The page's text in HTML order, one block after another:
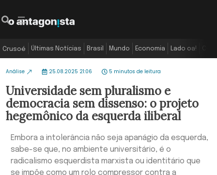
Crusoé Últimas Notícias Brasil Mundo Economia Lado oa!
Análise 25.08.2025 21:06 5 minutos de leitura
Universidade sem pluralismo e
democracia sem dissenso: o projeto
hegemônico da esquerda iliberal
Embora a intolerância não seja apanágio da esquerda,
sabe-se que, no ambiente universitário, é o
radicalismo esquerdista marxista ou identitário que
se impõe como um rolo compressor contra a